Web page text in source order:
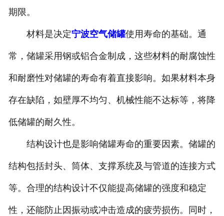
联系我们
期限。
材料是决定宁波空气储罐使用寿命的基础。通
常，储罐采用钢或铝合金制成，这些材料的耐腐蚀性
和耐磨性对储罐的寿命有着直接影响。如果材料本身
存在缺陷，如壁厚不均匀、机械性能不达标等，将降
低储罐的耐久性。
结构设计也是影响储罐寿命的重要因素。储罐的
结构包括封头、筒体、支撑系统及与管道的连接方式
等。合理的结构设计不仅能提高储罐的强度和稳定
性，还能防止因振动或冲击造成的疲劳损伤。同时，